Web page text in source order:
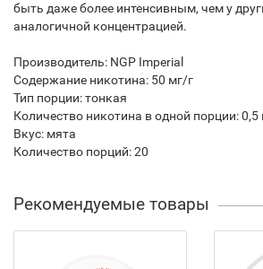
быть даже более интенсивным, чем у
аналогичной концентрацией.
Производитель: NGP Imperial
Содержание никотина: 50 мг/г
Тип порции: тонкая
Количество никотина в одной порции: 0,5
Вкус: мята
Количество порций: 20
Рекомендуемые товары